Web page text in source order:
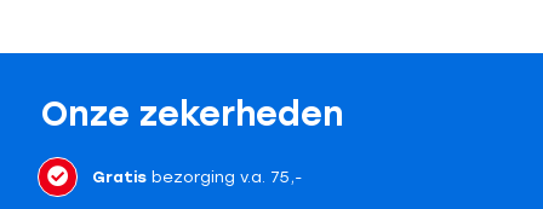
Onze zekerheden
Gratisbezorging v.a. 75,-